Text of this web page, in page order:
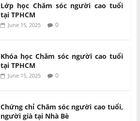
Lớp học Chăm sóc người cao tuổi
tại TPHCM
June 15, 2025 0
Khóa học Chăm sóc người cao tuổi
tại TPHCM
June 15, 2025 0
Chứng chỉ Chăm sóc người cao tuổi,
người già tại Nhà Bè